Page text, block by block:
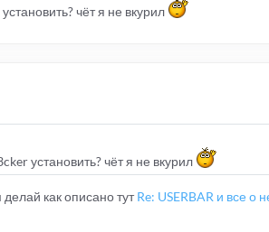
чёт я не вкурил
установить? чёт я не вкурил
как описано тутRe: USERBAR и все о